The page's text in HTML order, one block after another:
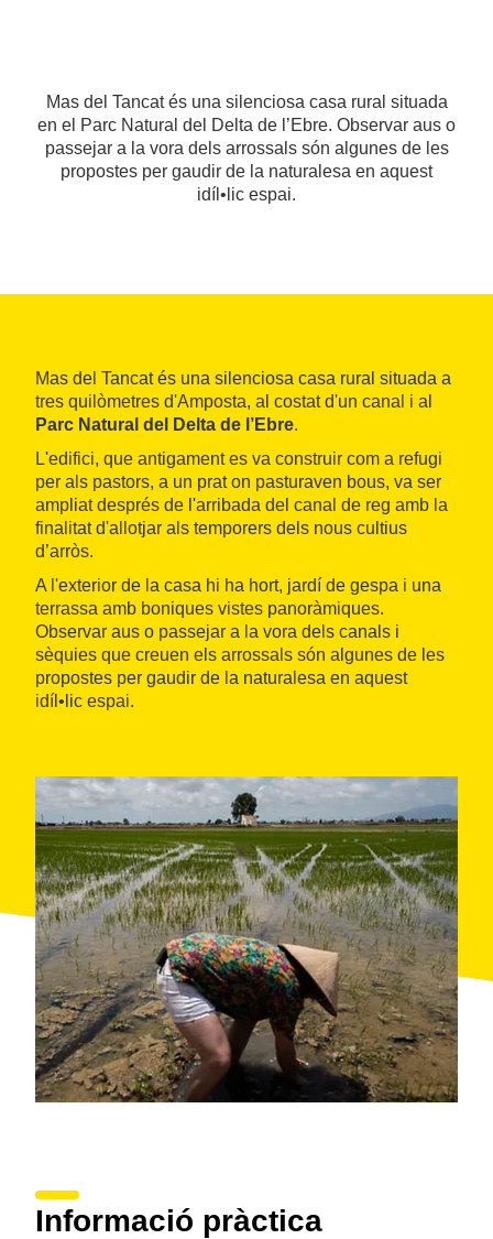
Mas del Tancat és una silenciosa casa rural situada
en el Parc Natural del Delta de l’Ebre. Observar aus o
passejar a la vora dels arrossals són algunes de les
propostes per gaudir de la naturalesa en aquest
idíl•lic espai.
Mas del Tancat és una silenciosa casa rural situada a
tres quilòmetres d'Amposta, al costat d'un canal i al
Parc Natural del Delta de l’Ebre.
L'edifici, que antigament es va construir com a refugi
per als pastors, a un prat on pasturaven bous, va ser
ampliat després de l'arribada del canal de reg amb la
finalitat d'allotjar als temporers dels nous cultius
d’arròs.
A l'exterior de la casa hi ha hort, jardí de gespa i una
terrassa amb boniques vistes panoràmiques.
Observar aus o passejar a la vora dels canals i
sèquies que creuen els arrossals són algunes de les
propostes per gaudir de la naturalesa en aquest
idíl•lic espai.
Informació pràctica